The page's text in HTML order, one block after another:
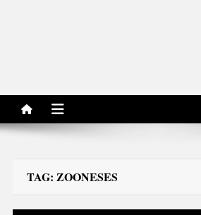
TAG: ZOONESES